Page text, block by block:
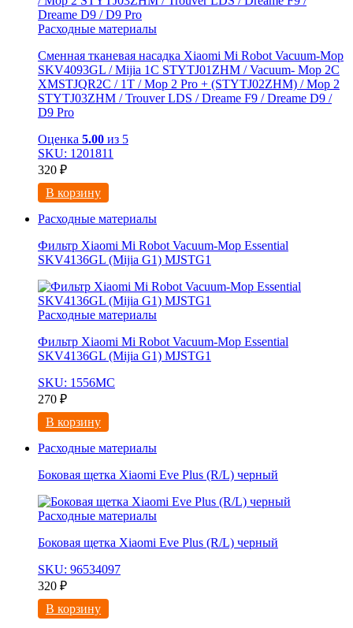
Расходные материалы
Сменная тканевая насадка Xiaomi Mi Robot Vacuum-Mop
SKV4093GL / Mijia 1C STYTJ01ZHM / Vacuum- Mop 2C
XMSTJQR2C / 1T / Mop 2 Pro + (STYTJ02ZHM) / Mop 2
STYTJ03ZHM / Trouver LDS / Dreame F9 / Dreame D9 /
D9 Pro
Оценка 5.00 из 5
SKU: 1201811
320 ₽
В корзину
Расходные материалы
Фильтр Xiaomi Mi Robot Vacuum-Mop Essential
SKV4136GL (Mijia G1) MJSTG1
Расходные материалы
Фильтр Xiaomi Mi Robot Vacuum-Mop Essential
SKV4136GL (Mijia G1) MJSTG1
SKU: 1556МС
270 ₽
В корзину
Расходные материалы
Боковая щетка Xiaomi Eve Plus (R/L) черный
Расходные материалы
Боковая щетка Xiaomi Eve Plus (R/L) черный
SKU: 96534097
320 ₽
В корзину